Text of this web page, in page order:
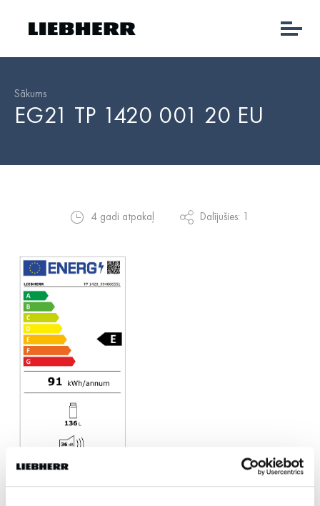
Sākums
EG21 TP 1420 001 20 EU
4 gadi atpakaļ Dalījušies: 1